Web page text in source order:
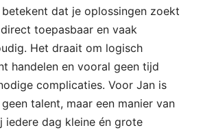
dat je oplossingen zoekt
toepasbaar en vaak
Het draait om logisch
handelen en vooral geen tijd
complicaties. Voor Jan is
talent, maar een manier van
iedere dag kleine én grote